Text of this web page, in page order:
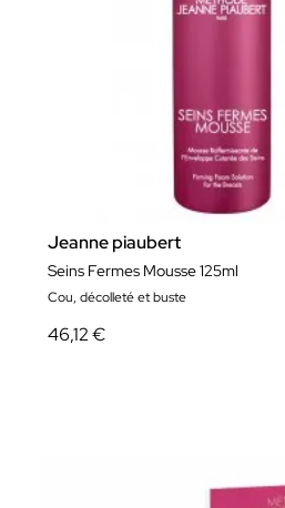
Jeanne piaubert
Seins Fermes Mousse 125ml
Cou, décolleté et buste
46,12 €